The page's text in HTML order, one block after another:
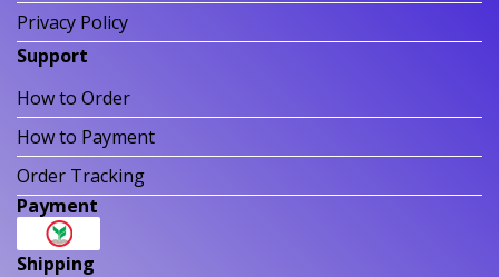
Privacy Policy
Support
How to Order
How to Payment
Order Tracking
Payment
Shipping